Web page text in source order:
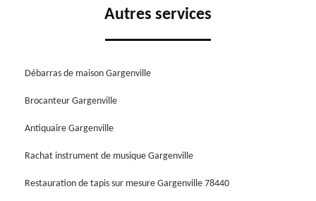
Autres services
Débarras de maison Gargenville
Brocanteur Gargenville
Antiquaire Gargenville
Rachat instrument de musique Gargenville
Restauration de tapis sur mesure Gargenville 78440